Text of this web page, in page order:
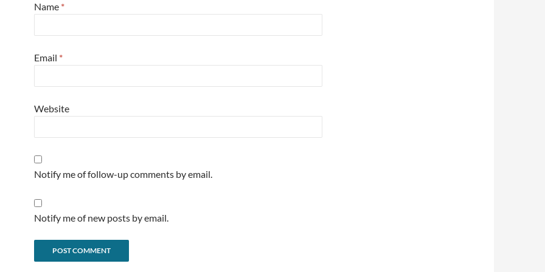
Name *
Email *
Website
Notify me of follow-up comments by email.
Notify me of new posts by email.